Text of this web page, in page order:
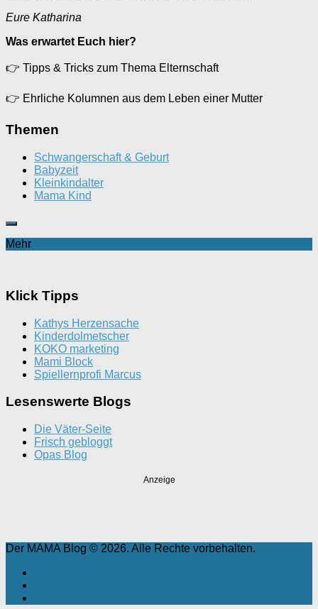
Eure Katharina
Was erwartet Euch hier?
👉 Tipps & Tricks zum Thema Elternschaft
👉 Ehrliche Kolumnen aus dem Leben einer Mutter
Themen
Schwangerschaft & Geburt
Babyzeit
Kleinkindalter
Mama Kind
Mehr
Klick Tipps
Kathys Herzensache
Kinderdolmetscher
KOKO marketing
Mami Block
Spiellernprofi Marcus
Lesenswerte Blogs
Die Väter-Seite
Frisch gebloggt
Opas Blog
Anzeige
Der MAMA Blog © 2026. Alle Rechte vorbehalten.